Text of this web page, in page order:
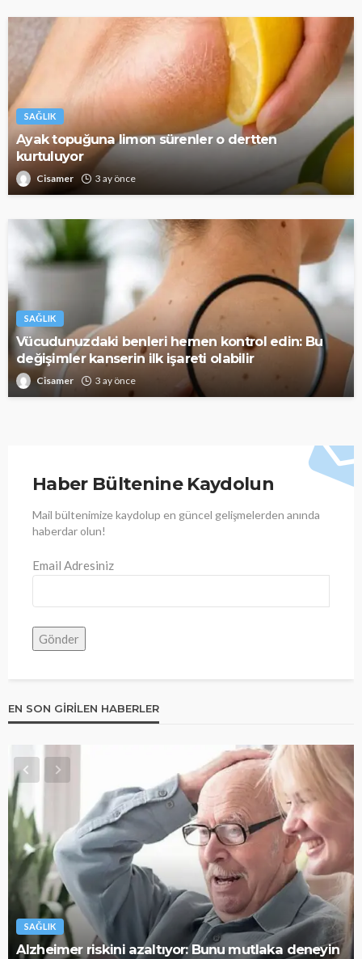
SAĞLIK
Ayak topuğuna limon sürenler o dertten
kurtuluyor
Cisamer 3 ay önce
SAĞLIK
Vücudunuzdaki benleri hemen kontrol edin: Bu
değişimler kanserin ilk işareti olabilir
Cisamer 3 ay önce
Haber Bültenine Kaydolun
Mail bültenimize kaydolup en güncel gelişmelerden anında
haberdar olun!
Email Adresiniz
EN SON GIRILEN HABERLER
SAĞLIK
Alzheimer riskini azaltıyor: Bunu mutlaka deneyin